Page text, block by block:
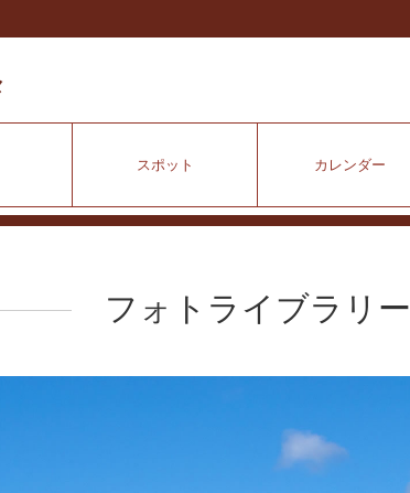
スポット カレンダー
フォトライブラリー